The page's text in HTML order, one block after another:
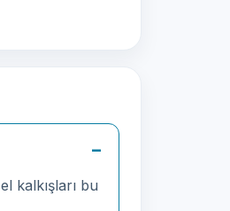
kalkışları bu